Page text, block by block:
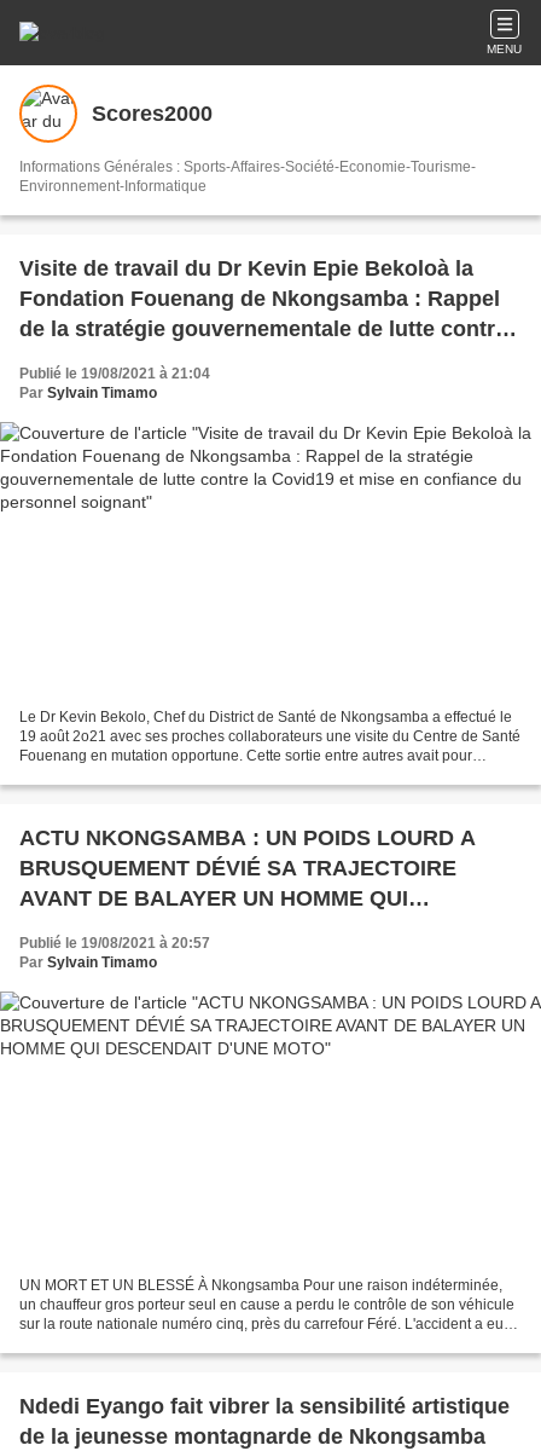
MENU
Scores2000
Informations Générales : Sports-Affaires-Société-Economie-Tourisme-
Environnement-Informatique
Visite de travail du Dr Kevin Epie Bekoloà la
Fondation Fouenang de Nkongsamba : Rappel
de la stratégie gouvernementale de lutte contre
la Covid19 et mise en confiance du personnel
soignant
Publié le 19/08/2021 à 21:04
Par Sylvain Timamo
Le Dr Kevin Bekolo, Chef du District de Santé de Nkongsamba a effectué le
19 août 2o21 avec ses proches collaborateurs une visite du Centre de Santé
Fouenang en mutation opportune. Cette sortie entre autres avait pour
ACTU NKONGSAMBA : UN POIDS LOURD A
BRUSQUEMENT DÉVIÉ SA TRAJECTOIRE
AVANT DE BALAYER UN HOMME QUI
Publié le 19/08/2021 à 20:57
Par Sylvain Timamo
UN MORT ET UN BLESSÉ À Nkongsamba Pour une raison indéterminée,
un chauffeur gros porteur seul en cause a perdu le contrôle de son véhicule
sur la route nationale numéro cinq, près du carrefour Féré. L'accident a eu
Ndedi Eyango fait vibrer la sensibilité artistique
de la jeunesse montagnarde de Nkongsamba